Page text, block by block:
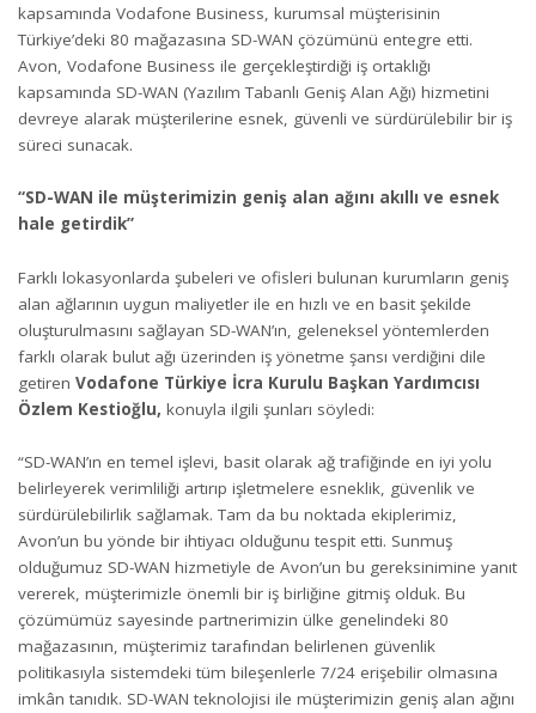
kapsamında Vodafone Business, kurumsal müşterisinin
Türkiye’deki 80 mağazasına SD-WAN çözümünü entegre etti.
Avon, Vodafone Business ile gerçekleştirdiği iş ortaklığı
kapsamında SD-WAN (Yazılım Tabanlı Geniş Alan Ağı) hizmetini
devreye alarak müşterilerine esnek, güvenli ve sürdürülebilir bir iş
süreci sunacak.
“SD-WAN ile müşterimizin geniş alan ağını akıllı ve esnek
hale getirdik”
Farklı lokasyonlarda şubeleri ve ofisleri bulunan kurumların geniş
alan ağlarının uygun maliyetler ile en hızlı ve en basit şekilde
oluşturulmasını sağlayan SD-WAN’ın, geleneksel yöntemlerden
farklı olarak bulut ağı üzerinden iş yönetme şansı verdiğini dile
getiren Vodafone Türkiye İcra Kurulu Başkan Yardımcısı
Özlem Kestioğlu, konuyla ilgili şunları söyledi:
“SD-WAN’ın en temel işlevi, basit olarak ağ trafiğinde en iyi yolu
belirleyerek verimliliği artırıp işletmelere esneklik, güvenlik ve
sürdürülebilirlik sağlamak. Tam da bu noktada ekiplerimiz,
Avon’un bu yönde bir ihtiyacı olduğunu tespit etti. Sunmuş
olduğumuz SD-WAN hizmetiyle de Avon’un bu gereksinimine yanıt
vererek, müşterimizle önemli bir iş birliğine gitmiş olduk. Bu
çözümümüz sayesinde partnerimizin ülke genelindeki 80
mağazasının, müşterimiz tarafından belirlenen güvenlik
politikasıyla sistemdeki tüm bileşenlerle 7/24 erişebilir olmasına
imkân tanıdık. SD-WAN teknolojisi ile müşterimizin geniş alan ağını